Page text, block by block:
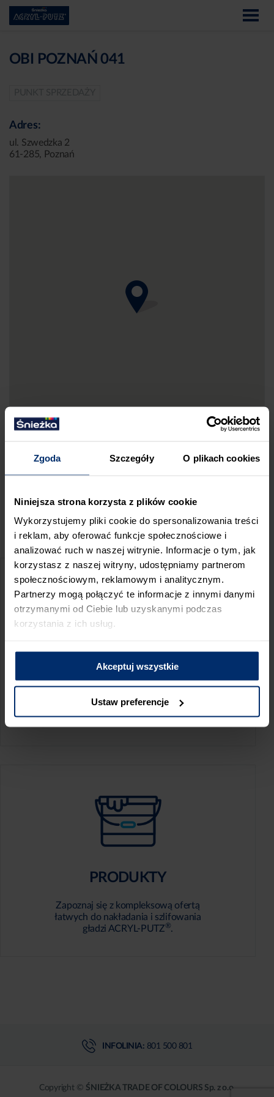
Zgoda Szczegóły O plikach cookies
Niniejsza strona korzysta z plików cookie
Wykorzystujemy pliki cookie do spersonalizowania treści
i reklam, aby oferować funkcje społecznościowe i
analizować ruch w naszej witrynie. Informacje o tym, jak
korzystasz z naszej witryny, udostępniamy partnerom
społecznościowym, reklamowym i analitycznym.
Partnerzy mogą połączyć te informacje z innymi danymi
otrzymanymi od Ciebie lub uzyskanymi podczas
korzystania z ich usług.
Akceptuj wszystkie
Ustaw preferencje
OBI POZNAŃ 041
Adres:
ul. Szwedzka 2
61-285, Poznań
ZGŁOŚ BŁĄD
PRZED WIZYTĄ W SKLEPIE POLECAMY:
KALKULATOR ZUŻYCIA
Oblicz, jaką ilość produktów potrzebujesz,
aby perfekcyjnie wygładzić swoje ściany.
PRODUKTY
Zapoznaj się z kompleksową ofertą
łatwych do nakładania i szlifowania
gładzi ACRYL-PUTZ®.
INFOLINIA: 801 500 801
Copyright © ŚNIEŻKA TRADE OF COLOURS Sp. z o.o.